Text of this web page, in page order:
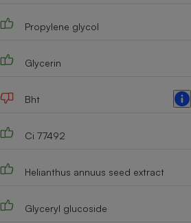
Propylene glycol
Glycerin
Bht
Ci 77492
Helianthus annuus seed extract
Glyceryl glucoside